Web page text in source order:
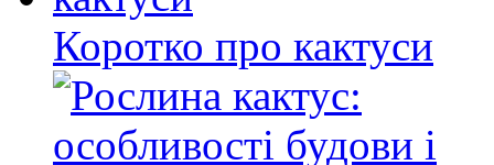
Коротко про кактуси